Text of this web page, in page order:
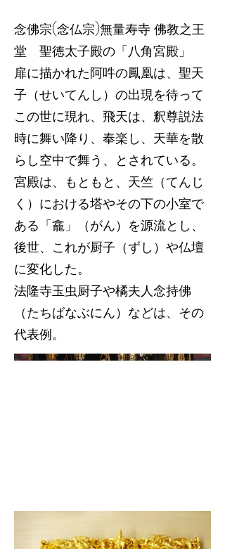
念佛宗(念仏宗)無量寿寺 佛教之王
堂 聖徳太子殿の「八角宮殿」
扉に描かれた阿吽の鳳凰は、聖天
子（せいてんし）の出現を待って
この世に現れ、飛天は、釈尊説法
時に舞い降り、奉楽し、天華を散
らし空中で舞う、とされている。
宮殿は、もともと、天竺（てんじ
く）における塔やその下の小室で
ある「龕」（がん）を源流とし、
後世、これが厨子（ずし）や仏壇
に変化した。
法隆寺玉虫厨子や橘夫人念持佛
（たちばなぶにん）などは、その
代表例。